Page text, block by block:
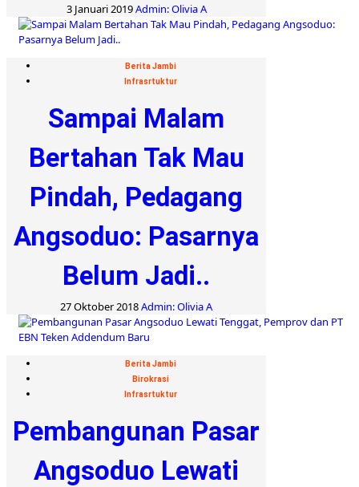
3 Januari 2019Admin: Olivia A
Berita Jambi
Infrasrtuktur
Sampai Malam
Bertahan Tak Mau
Pindah, Pedagang
Angsoduo: Pasarnya
Belum Jadi..
27 Oktober 2018Admin: Olivia A
Berita Jambi
Birokrasi
Infrasrtuktur
Pembangunan Pasar
Angsoduo Lewati